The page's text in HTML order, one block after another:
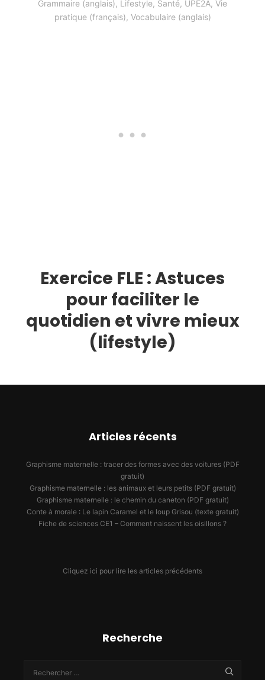
Grammaire (anglais), Lifestyle, Santé, UPE2A, Vie
pratique (français), Vocabulaire (anglais)
Exercice FLE : Astuces
pour faciliter le
quotidien et vivre mieux
(lifestyle)
Articles récents
Graphisme maternelle : tracer des formes avec des voitures (PDF
gratuit)
Graphisme maternelle : les animaux et leurs petits (PDF gratuit)
Graphisme maternelle : le chemin du caneton (PDF gratuit)
Conte à morale : Le lapin Caramel et le loup Grisou (texte gratuit)
Fiche de sciences CE1 – Comment naissent les oisillons ?
Cliquez ici pour lire les articles précédents
Recherche